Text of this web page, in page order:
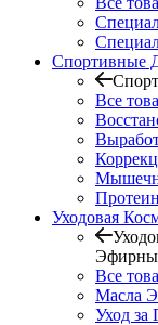
Спортивные
Все
Уходовая
Все
Масла
Уход за